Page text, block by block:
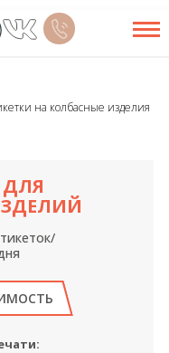
на колбасные изделия